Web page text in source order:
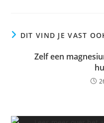
DIT VIND JE VAST
Zelf een